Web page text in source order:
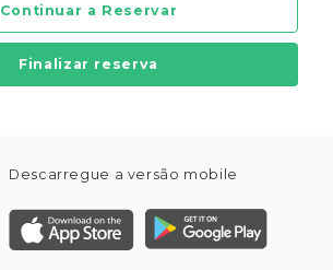
Continuar a Reservar
Finalizar reserva
Descarregue a versão mobile